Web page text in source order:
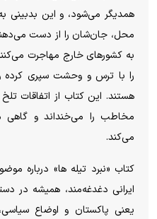
همدیگر می‌شود، و این بدبینی
محل، جان‌شان را از دست
به کشور‌های خارج مهاجرت
را با ترس و وحشت سپری کرده
هستند. این کتاب از اتفاقات
مخاطب را می‌خنداند و گاهی
می‌کند.
کتاب «نبرد تیله ها» درباره
ایرانی دغدغه‌مند، همیشه در
یعنی پاکستان و اوضاع